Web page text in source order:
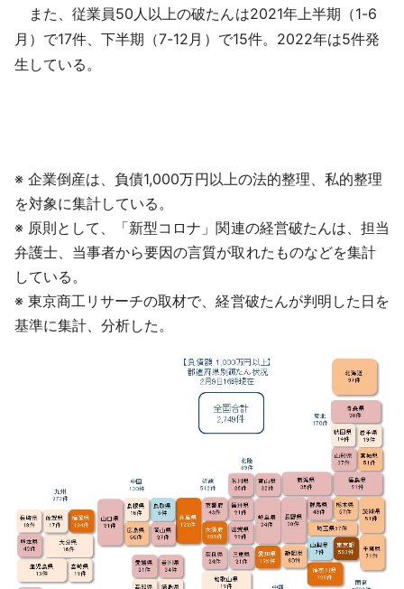
また、従業員50人以上の破たんは2021年上半期（1-6
月）で17件、下半期（7-12月）で15件。2022年は5件発
生している。
※ 企業倒産は、負債1,000万円以上の法的整理、私的整理
を対象に集計している。
※ 原則として、「新型コロナ」関連の経営破たんは、担当
弁護士、当事者から要因の言質が取れたものなどを集計
している。
※ 東京商工リサーチの取材で、経営破たんが判明した日を
基準に集計、分析した。